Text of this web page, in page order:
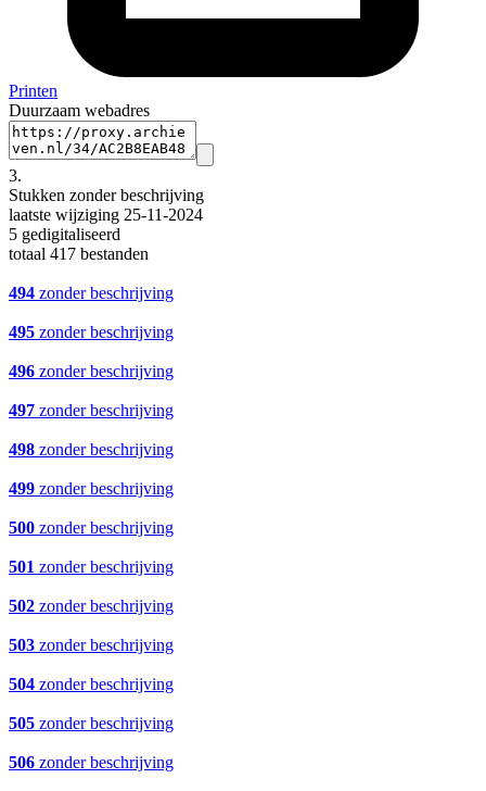
Printen
Duurzaam webadres
3.
Stukken zonder beschrijving
laatste wijziging 25-11-2024
5 gedigitaliseerd
totaal 417 bestanden
494 zonder beschrijving
495 zonder beschrijving
496 zonder beschrijving
497 zonder beschrijving
498 zonder beschrijving
499 zonder beschrijving
500 zonder beschrijving
501 zonder beschrijving
502 zonder beschrijving
503 zonder beschrijving
504 zonder beschrijving
505 zonder beschrijving
506 zonder beschrijving